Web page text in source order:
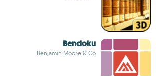
Bendoku
Benjamin Moore & Co.